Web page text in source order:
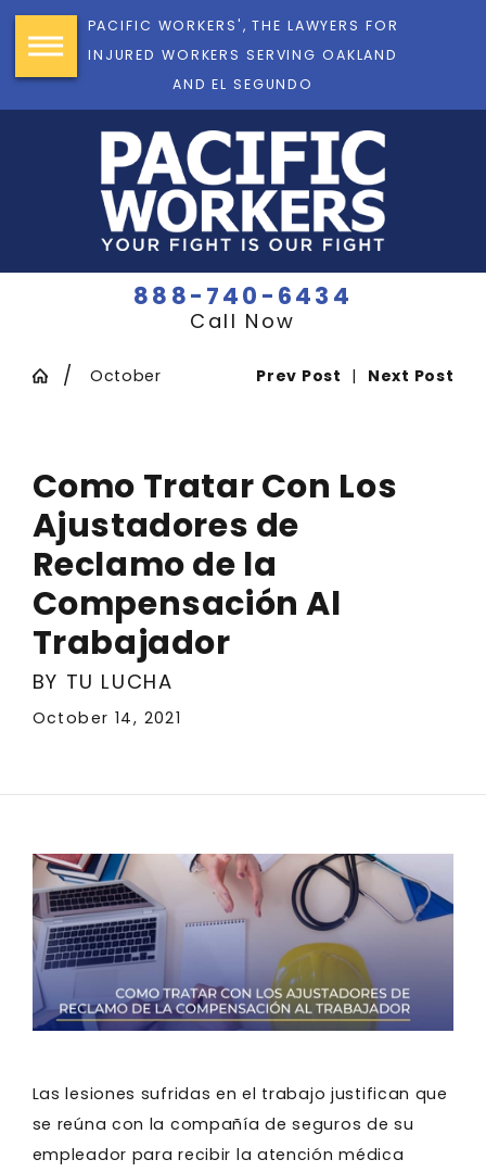
PACIFIC WORKERS', THE LAWYERS FOR
INJURED WORKERS SERVING OAKLAND
AND EL SEGUNDO
888-740-6434
Call Now
October Prev Post | Next Post
Como Tratar Con Los
Ajustadores de
Reclamo de la
Compensación Al
Trabajador
BY TU LUCHA
October 14, 2021
Las lesiones sufridas en el trabajo justifican que
se reúna con la compañía de seguros de su
empleador para recibir la atención médica